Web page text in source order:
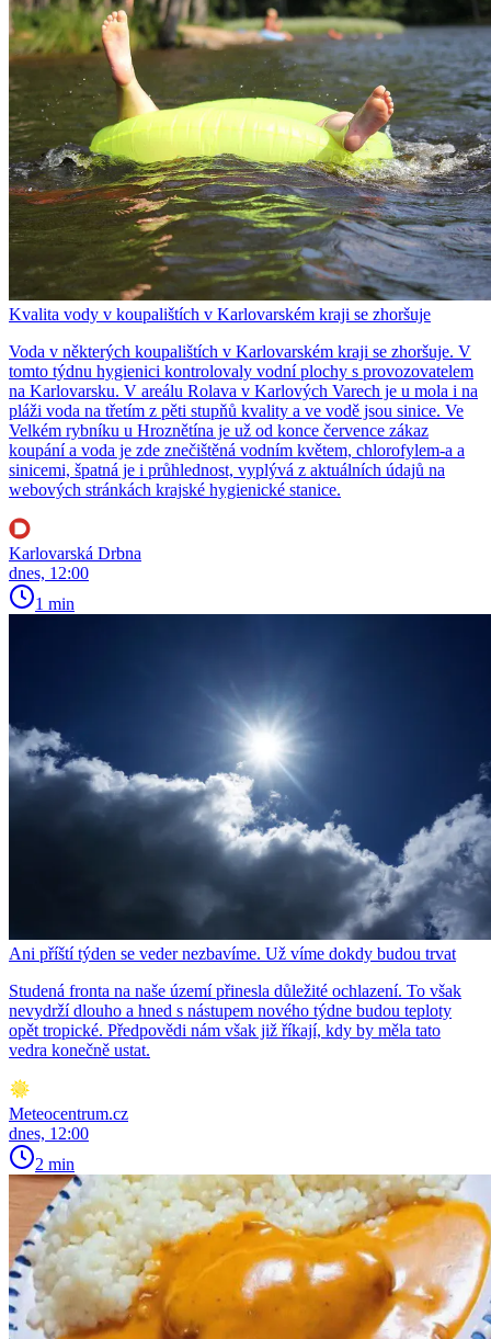
Kvalita vody v koupalištích v Karlovarském kraji se zhoršuje
Voda v některých koupalištích v Karlovarském kraji se zhoršuje. V
tomto týdnu hygienici kontrolovaly vodní plochy s provozovatelem
na Karlovarsku. V areálu Rolava v Karlových Varech je u mola i na
pláži voda na třetím z pěti stupňů kvality a ve vodě jsou sinice. Ve
Velkém rybníku u Hroznětína je už od konce července zákaz
koupání a voda je zde znečištěná vodním květem, chlorofylem-a a
sinicemi, špatná je i průhlednost, vyplývá z aktuálních údajů na
webových stránkách krajské hygienické stanice.
Karlovarská Drbna
dnes, 12:00
1 min
Ani příští týden se veder nezbavíme. Už víme dokdy budou trvat
Studená fronta na naše území přinesla důležité ochlazení. To však
nevydrží dlouho a hned s nástupem nového týdne budou teploty
opět tropické. Předpovědi nám však již říkají, kdy by měla tato
vedra konečně ustat.
Meteocentrum.cz
dnes, 12:00
2 min